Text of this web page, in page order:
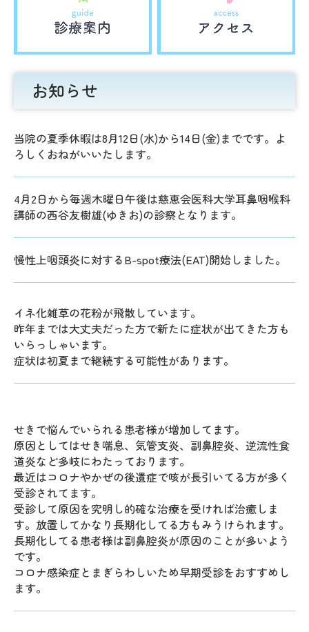
お知らせ
当院の夏季休暇は8月12日(水)から14日(金)までです。よ
ろしくおねがいいたします。
4月2日から毎週木曜日午後は慈恵会医科大学耳鼻咽喉科
講師の西谷友樹雄(ゆきお)の診察となります。
慢性上咽頭炎に対するB-spot療法(EAT)開始しました。
イネ化雑草の花粉が飛散しています。
昨年までは大丈夫だった方で新たに症状が出てきた方も
いらっしゃいます。
症状は初夏まで継続する可能性があります。
せきで悩んでいられる患者様が増加してます。
原因としてはせき喘息、気管支炎、副鼻腔炎、逆流性食
道炎など多岐にわたっております。
最近はコロナやかぜの後遺症で咳が長引いてる方が多く
受診されてます。
受診して原因を究明し的確な治療を受ければ治癒しま
す。放置してかなり長期化してる方もみうけられます。
長期化してる患者様は副鼻腔炎が原因のことが多いよう
です。
コロナ感染症とまぎらわしいため早期受診をおすすめし
ます。